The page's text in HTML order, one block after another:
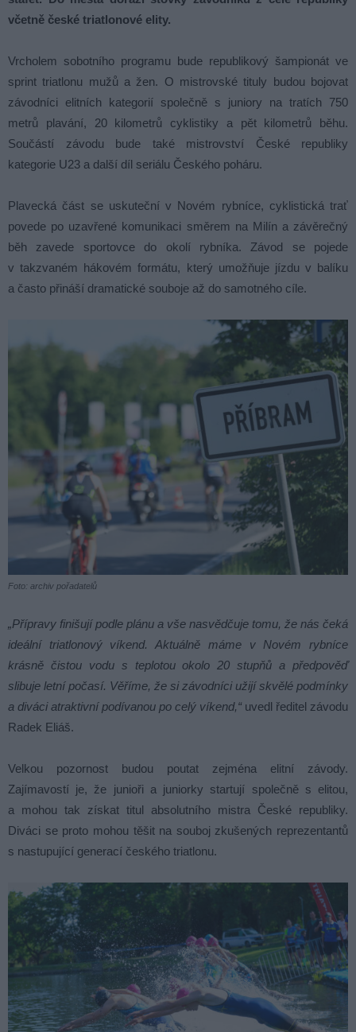
včetně české triatlonové elity.
Vrcholem sobotního programu bude republikový šampionát ve
sprint triatlonu mužů a žen. O mistrovské tituly budou bojovat
závodníci elitních kategorií společně s juniory na tratích 750
metrů plavání, 20 kilometrů cyklistiky a pět kilometrů běhu.
Součástí závodu bude také mistrovství České republiky
kategorie U23 a další díl seriálu Českého poháru.
Plavecká část se uskuteční v Novém rybníce, cyklistická trať
povede po uzavřené komunikaci směrem na Milín a závěrečný
běh zavede sportovce do okolí rybníka. Závod se pojede
v takzvaném hákovém formátu, který umožňuje jízdu v balíku
a často přináší dramatické souboje až do samotného cíle.
Foto: archiv pořadatelů
„Přípravy finišují podle plánu a vše nasvědčuje tomu, že nás čeká
ideální triatlonový víkend. Aktuálně máme v Novém rybníce
krásně čistou vodu s teplotou okolo 20 stupňů a předpověď
slibuje letní počasí. Věříme, že si závodníci užijí skvělé podmínky
a diváci atraktivní podívanou po celý víkend,“ uvedl ředitel závodu
Radek Eliáš.
Velkou pozornost budou poutat zejména elitní závody.
Zajímavostí je, že junioři a juniorky startují společně s elitou,
a mohou tak získat titul absolutního mistra České republiky.
Diváci se proto mohou těšit na souboj zkušených reprezentantů
s nastupující generací českého triatlonu.